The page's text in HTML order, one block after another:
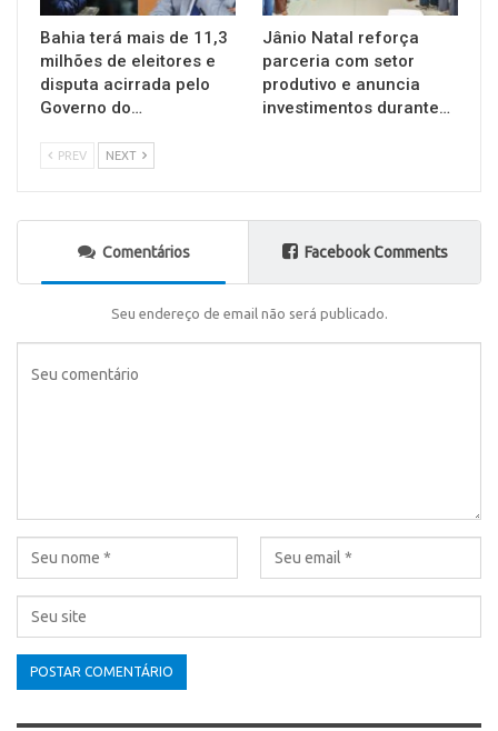
Bahia terá mais de 11,3
milhões de eleitores e
disputa acirrada pelo
Governo do…
Jânio Natal reforça
parceria com setor
produtivo e anuncia
investimentos durante…
PREV NEXT
Comentários Facebook Comments
Seu endereço de email não será publicado.